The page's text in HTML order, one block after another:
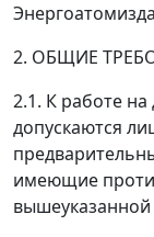
2. ОБЩИЕ
2.1. К работе
допускаются
имеющие